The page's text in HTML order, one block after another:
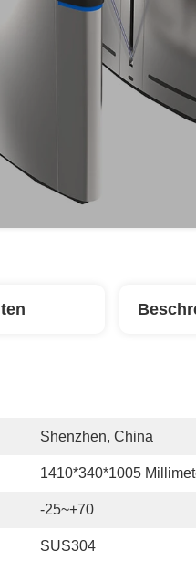
Shenzhen, China
1410*340*1005
-25~+70
SUS304